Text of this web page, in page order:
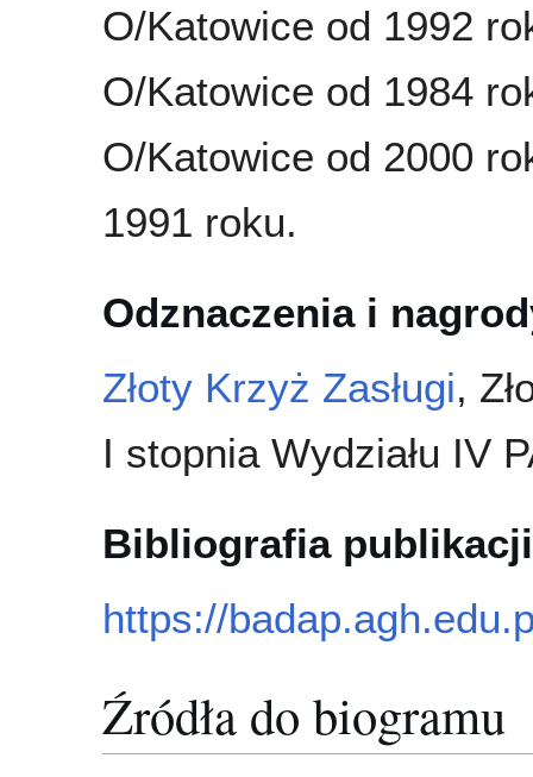
O/Katowice od 1992
O/Katowice od 1984
O/Katowice od 2000
1991 roku.
Odznaczenia i
Złoty Krzyż Zasługi,
I stopnia Wydziału IV
Bibliografia publikacji
https://
Źródła do biogramu